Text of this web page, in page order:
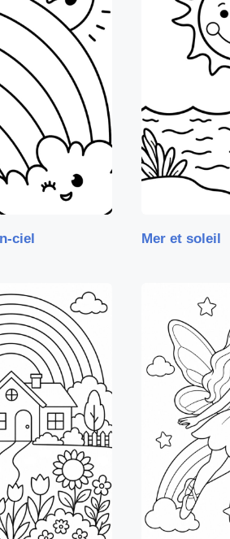
ciel Mer et soleil